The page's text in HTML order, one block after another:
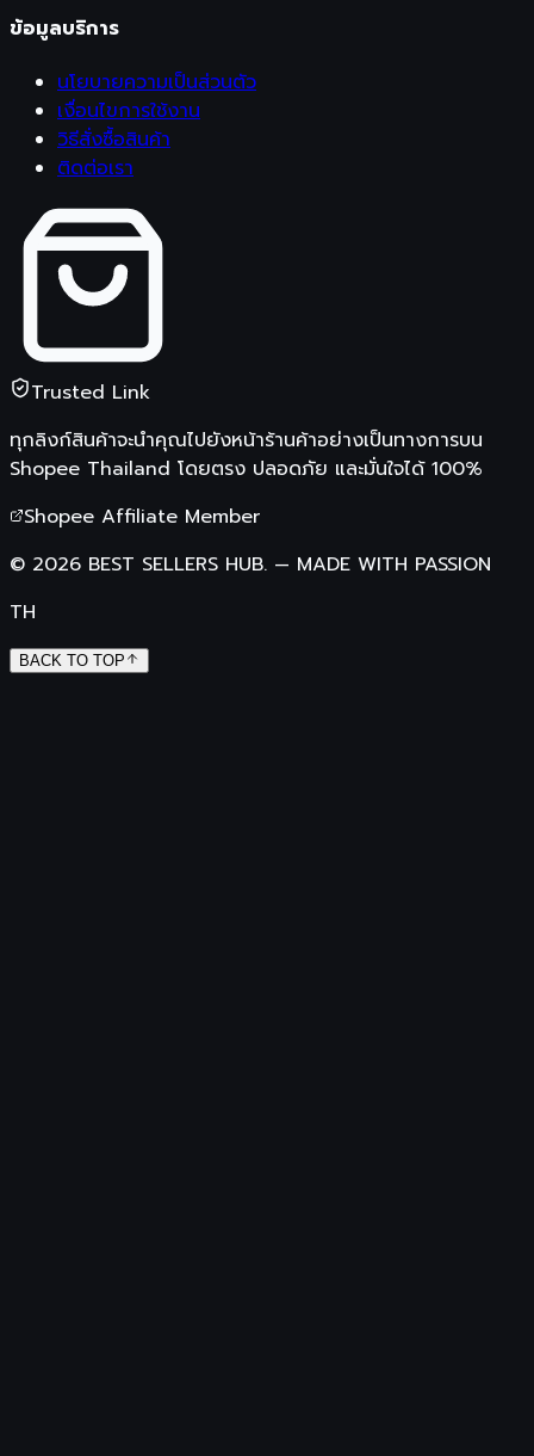
ข้อมูลบริการ
นโยบายความเป็นส่วนตัว
เงื่อนไขการใช้งาน
วิธีสั่งซื้อสินค้า
ติดต่อเรา
Trusted Link
ทุกลิงก์สินค้าจะนำคุณไปยังหน้าร้านค้าอย่างเป็นทางการบน
Shopee Thailand โดยตรง ปลอดภัย และมั่นใจได้ 100%
Shopee Affiliate Member
© 2026 BEST SELLERS HUB. — MADE WITH PASSION
TH
BACK TO TOP